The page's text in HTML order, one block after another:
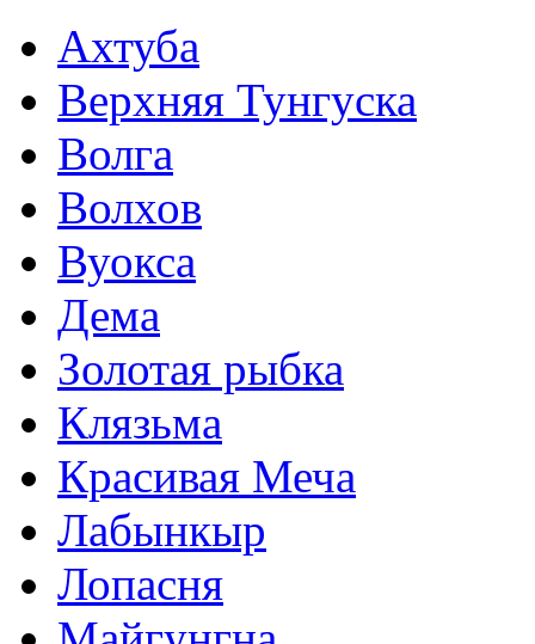
Ахтуба
Верхняя Тунгуска
Волга
Волхов
Вуокса
Дема
Золотая рыбка
Клязьма
Красивая Меча
Лабынкыр
Лопасня